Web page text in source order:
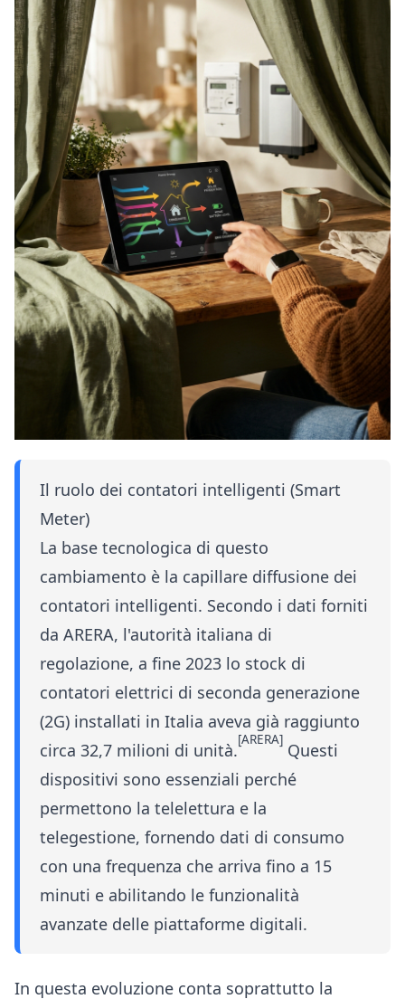
Il ruolo dei contatori intelligenti (Smart
Meter)
La base tecnologica di questo
cambiamento è la capillare diffusione dei
contatori intelligenti. Secondo i dati forniti
da ARERA, l'autorità italiana di
regolazione, a fine 2023 lo stock di
contatori elettrici di seconda generazione
(2G) installati in Italia aveva già raggiunto
circa 32,7 milioni di unità.[ARERA] Questi
dispositivi sono essenziali perché
permettono la telelettura e la
telegestione, fornendo dati di consumo
con una frequenza che arriva fino a 15
minuti e abilitando le funzionalità
avanzate delle piattaforme digitali.
In questa evoluzione conta soprattutto la